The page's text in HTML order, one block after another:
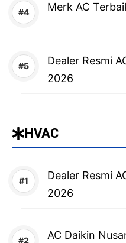
Merk AC
Dealer Resmi
2026
HVAC
Dealer Resmi
2026
AC Daikin